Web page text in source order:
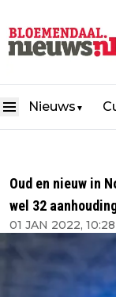
Nieuws ▼
Oud en nieuw in
wel 32
01 JAN 2022, 10:28